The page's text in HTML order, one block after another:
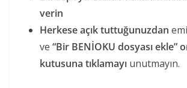
verin
Herkese açık tuttuğunuzdan
ve “Bir BENİOKU dosyası ekle”
kutusuna tıklamayı unutmayın.